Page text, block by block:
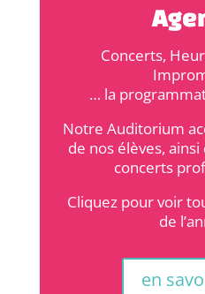
Concerts,
… la
Notre Auditorium
de nos élèves,
concerts
Cliquez pour voir
de
en